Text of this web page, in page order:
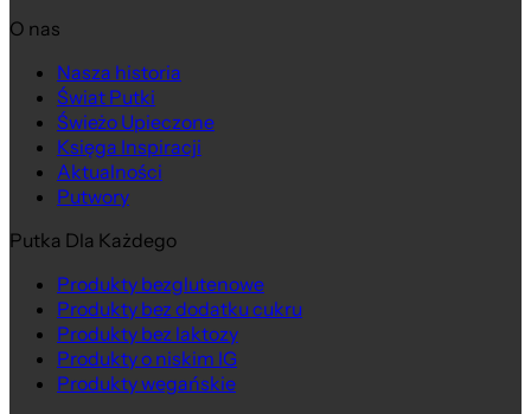
O nas
Nasza historia
Świat Putki
Świeżo Upieczone
Księga Inspiracji
Aktualności
Putwory
Putka Dla Każdego
Produkty bezglutenowe
Produkty bez dodatku cukru
Produkty bez laktozy
Produkty o niskim IG
Produkty wegańskie